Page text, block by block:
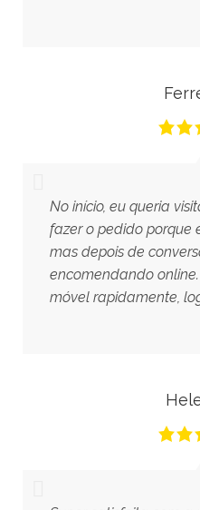
No início, eu queria
fazer o pedido porque
mas depois de
encomendando
móvel rapidamente,